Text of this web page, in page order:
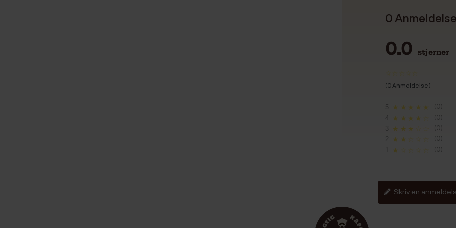
0
0.0 stjerner
(0 Anmeldelse)
5 ★★★★★ (0)
4 ★★★★☆ (0)
3 ★★★☆☆ (0)
2 ★★☆☆☆ (0)
1 ★☆☆☆☆ (0)
Skriv en